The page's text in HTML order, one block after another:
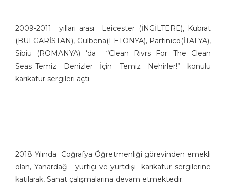
Erdoğan Bozok
Ergin Gülen
Ergün Gündüz
Erol Büyükmeriç
Ertan Türkmen
Fethi Gürcan Mermertaş
Gürbüz Doğan Ekşioğlu
Gürcan Gürsel
2009-2011 yılları arası Leicester (İNGİLTERE), Kubrat
(BULGARİSTAN), Gulbena(LETONYA), Partinico(İTALYA),
Sibiu (ROMANYA) ‘da “Clean Rivrs For The Clean
Seas_Temiz Denizler İçin Temiz Nehirler!” konulu
karikatür sergileri açtı.
2018 Yılında Coğrafya Öğretmenliği görevinden emekli
olan, Yanardağ yurtiçi ve yurtdışı karikatür sergilerine
katılarak, Sanat çalışmalarına devam etmektedir.